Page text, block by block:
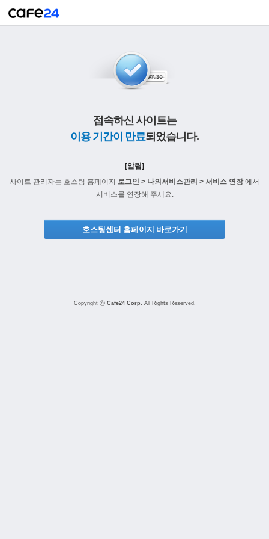
접속하신 사이트는
이용 기간이 만료되었습니다.
[알림]
사이트 관리자는 호스팅 홈페이지 로그인 > 나의서비스관리 > 서비스 연장에서
서비스를 연장해 주세요.
호스팅센터 홈페이지 바로가기
Copyright ⓒ Cafe24 Corp. All Rights Reserved.